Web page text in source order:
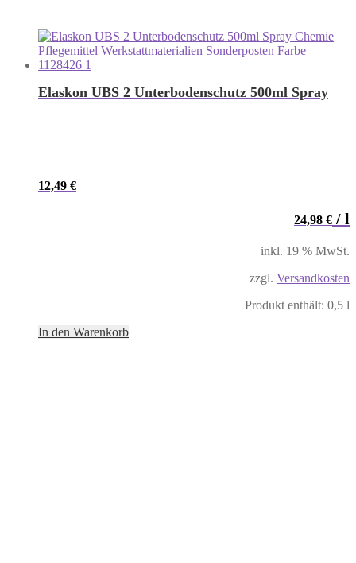
Elaskon UBS 2 Unterbodenschutz 500ml Spray
12,49 €
24,98 € / l
inkl. 19 % MwSt.
zzgl. Versandkosten
Produkt enthält: 0,5 l
In den Warenkorb